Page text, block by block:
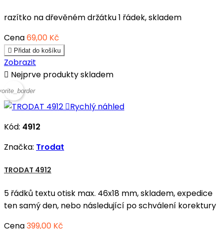
razítko na dřevěném držátku 1 řádek, skladem
Cena69,00 Kč
 Přidat do košíku
Zobrazit
 Nejprve produkty skladem
Rychlý náhled
Kód: 4912
Značka: Trodat
TRODAT 4912
5 řádků textu otisk max. 46x18 mm, skladem, expedice
ten samý den, nebo následující po schválení korektury
Cena399,00 Kč